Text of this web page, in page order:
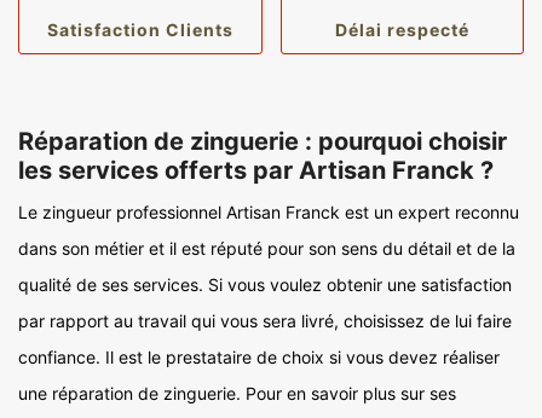
Satisfaction Clients Délai respecté
Réparation de zinguerie : pourquoi choisir
les services offerts par Artisan Franck ?
Le zingueur professionnel Artisan Franck est un expert reconnu
dans son métier et il est réputé pour son sens du détail et de la
qualité de ses services. Si vous voulez obtenir une satisfaction
par rapport au travail qui vous sera livré, choisissez de lui faire
confiance. Il est le prestataire de choix si vous devez réaliser
une réparation de zinguerie. Pour en savoir plus sur ses